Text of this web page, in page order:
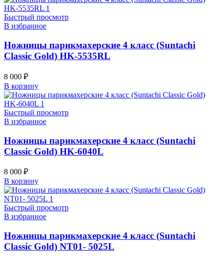
Быстрый просмотр
В избранное
Ножницы парикмахерские 4 класс (Suntachi
Classic Gold) HK-5535RL
8 000 ₽
В корзину
Быстрый просмотр
В избранное
Ножницы парикмахерские 4 класс (Suntachi
Classic Gold) HK-6040L
8 000 ₽
В корзину
Быстрый просмотр
В избранное
Ножницы парикмахерские 4 класс (Suntachi
Classic Gold) NT01- 5025L